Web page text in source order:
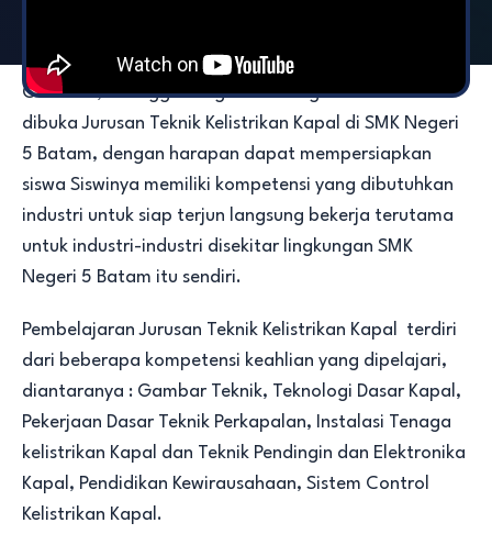
industri yang bergerak di bidang Shipyard dan
Offshore, sehingga sangat memungkinkan sekali
dibuka Jurusan Teknik Kelistrikan Kapal di SMK Negeri
5 Batam, dengan harapan dapat mempersiapkan
siswa Siswinya memiliki kompetensi yang dibutuhkan
industri untuk siap terjun langsung bekerja terutama
untuk industri-industri disekitar lingkungan SMK
Negeri 5 Batam itu sendiri.
Pembelajaran Jurusan Teknik Kelistrikan Kapal terdiri
dari beberapa kompetensi keahlian yang dipelajari,
diantaranya : Gambar Teknik, Teknologi Dasar Kapal,
Pekerjaan Dasar Teknik Perkapalan, Instalasi Tenaga
kelistrikan Kapal dan Teknik Pendingin dan Elektronika
Kapal, Pendidikan Kewirausahaan, Sistem Control
Kelistrikan Kapal.